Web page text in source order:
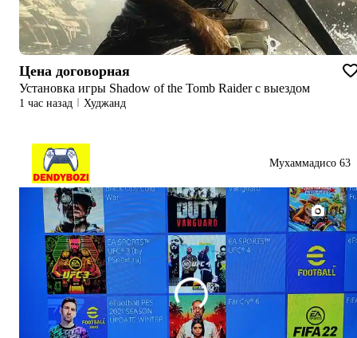
Цена договорная
Установка игры Shadow of the Tomb Raider с выездом
1 час назад Худжанд
Мухаммадисо 63
1/16